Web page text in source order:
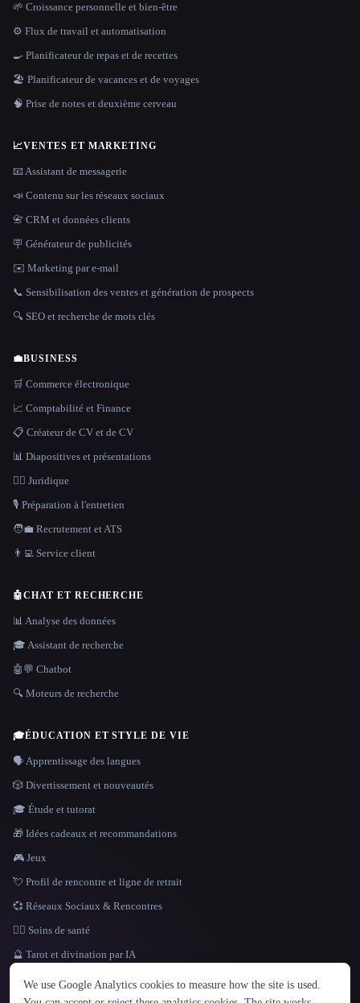
LANGUE
English español Français Русский 简体中文
🌱 Croissance personnelle et bien-être
⚙️ Flux de travail et automatisation
🍳 Planificateur de repas et de recettes
🏖 Planificateur de vacances et de voyages
🧠 Prise de notes et deuxième cerveau
📈VENTES ET MARKETING
📧 Assistant de messagerie
📣 Contenu sur les réseaux sociaux
📇 CRM et données clients
🪧 Générateur de publicités
✉️ Marketing par e-mail
📞 Sensibilisation des ventes et génération de prospects
🔍 SEO et recherche de mots clés
💼BUSINESS
🛒 Commerce électronique
📈 Comptabilité et Finance
📋 Créateur de CV et de CV
📊 Diapositives et présentations
👩‍⚖️ Juridique
🎙️ Préparation à l'entretien
🧑‍💼 Recrutement et ATS
👨‍💻 Service client
🤖CHAT ET RECHERCHE
📊 Analyse des données
🎓 Assistant de recherche
🤖💬 Chatbot
🔍 Moteurs de recherche
🎓ÉDUCATION ET STYLE DE VIE
🗣️ Apprentissage des langues
🎲 Divertissement et nouveautés
🎓 Étude et tutorat
🎁 Idées cadeaux et recommandations
🎮 Jeux
💘 Profil de rencontre et ligne de retrait
💞 Réseaux Sociaux & Rencontres
👩‍⚕️ Soins de santé
🔮 Tarot et divination par IA
We use Google Analytics cookies to measure how the site is used.